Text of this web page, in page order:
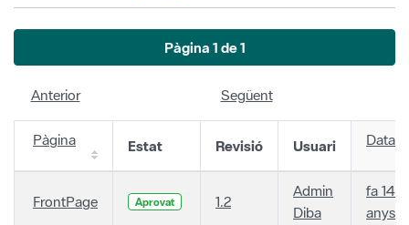
Pàgina 1 de 1
Anterior Següent
Pàgina Estat Revisió Usuari Data
FrontPage Aprovat 1.2
Admin
Diba
fa 14
anys